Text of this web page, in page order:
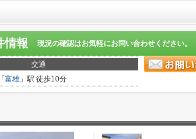
情報 現況の確認はお気軽にお問い合わせください。
交通
「 富雄 」駅 徒歩10分